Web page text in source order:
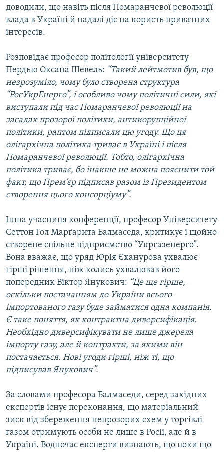
Усі сайти RFE/RL
доводили, що навіть після Помаранчевої революції
влада в Україні й надалі діє на користь приватних
інтересів.
Розповідає професор політології університету
Пердью Оксана Шевель: “Такий лейтмотив був, що
незрозуміло, чому було створена структура
“РосУкрЕнерго”, і особливо чому політичні сили, які
виступали під час Помаранчевої революції на
засадах прозорої політики, антикорупційної
політики, раптом підписали цю угоду. Що ця
олігархічна політика триває в Україні і після
Помаранчевої революції. Тобто, олігархічна
політика триває, бо інакше не можна пояснити той
факт, що Прем’єр підписав разом із Президентом
створення цього консорціуму”.
Інша учасниця конференції, професор Університету
Сеттон Гол Марґарита Балмаседа, критикує і щойно
створене спільне підприємство “Укргазенерго”.
Вона вважає, що уряд Юрія Єханурова ухвалює
гірші рішення, ніж колись ухвалював його
попередник Віктор Янукович: “Це ще гірше,
оскільки постачанням до України всього
імпортованого газу буде займатися одна компанія.
Є таке поняття, як контрактна диверсифікація.
Необхідно диверсифікувати не лише джерела
імпорту газу, але й контракти, за якими він
постачається. Нові угоди гірші, ніж ті, що
підписував Янукович”.
За словами професора Балмаседи, серед західних
експертів існує переконання, що матеріальний
зиск від збереження непрозорих схем у торгівлі
газом отримують особи не лише в Росії, але й в
Україні. Водночас експерти визнають, що поки що